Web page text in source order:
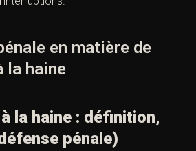
la haine